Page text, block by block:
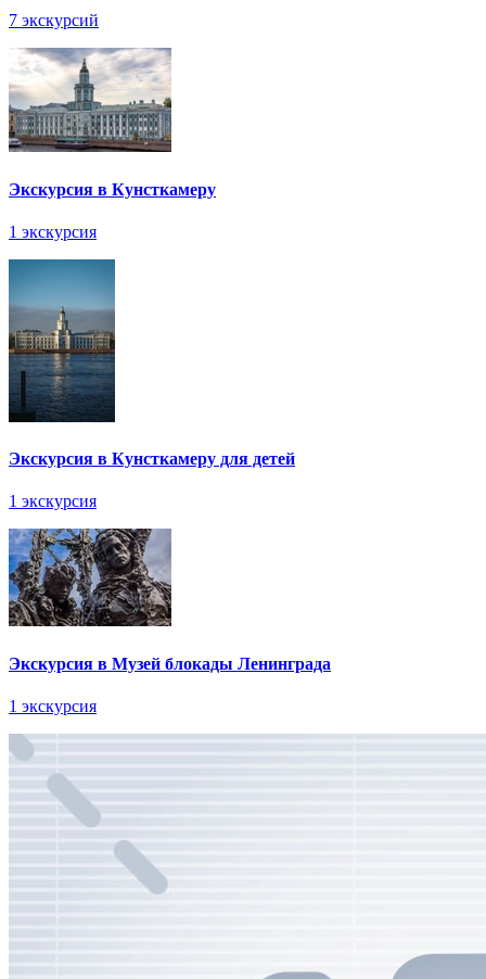
7 экскурсий
Экскурсия в Кунсткамеру
1 экскурсия
Экскурсия в Кунсткамеру для детей
1 экскурсия
Экскурсия в Музей блокады Ленинграда
1 экскурсия